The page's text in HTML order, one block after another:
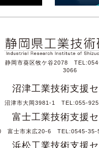
静岡市葵区牧ケ谷2078
3066
沼津工業技術支援
沼津市大岡3981-1 TEL:055-
富士工業技術支援
富士市末広20-6 TEL:0545-
浜松工業技術支援